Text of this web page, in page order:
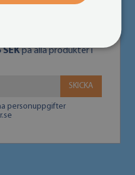
SEKpå alla produkter i
SKICKA
personuppgifter